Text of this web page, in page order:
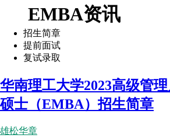
EMBA资讯
招生简章
提前面试
复试录取
华南理工大学2023高级管
硕士（EMBA）招生简章
雄松华章